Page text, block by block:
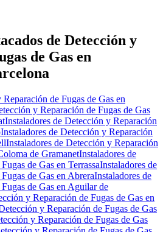
de Detección y
de Gas en
de Fugas de Gas en
y Reparación de Fugas de Gas
Instaladores de Detección y Reparación
Instaladores de Detección y Reparación
Instaladores de Detección y Reparación
de GramanetInstaladores de
de Gas en TerrassaInstaladores de
de Gas en AbreraInstaladores de
de Gas en Aguilar de
y Reparación de Fugas de Gas en
y Reparación de Fugas de Gas
y Reparación de Fugas de Gas